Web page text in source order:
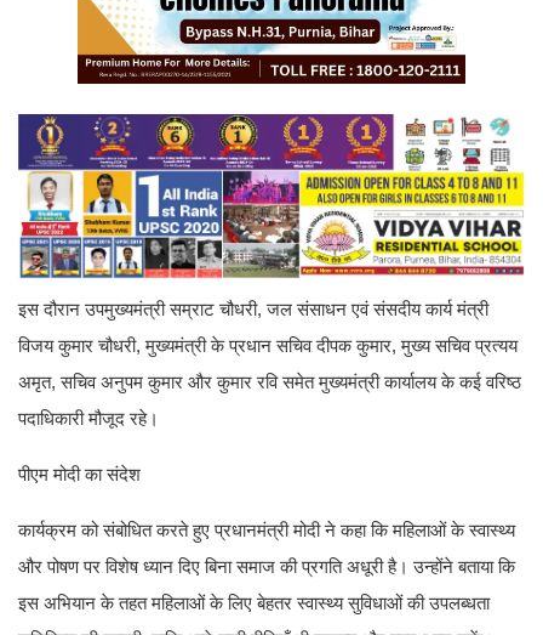
इस दौरान उपमुख्यमंत्री सम्राट चौधरी, जल संसाधन एवं संसदीय कार्य मंत्री
विजय कुमार चौधरी, मुख्यमंत्री के प्रधान सचिव दीपक कुमार, मुख्य सचिव प्रत्यय
अमृत, सचिव अनुपम कुमार और कुमार रवि समेत मुख्यमंत्री कार्यालय के कई वरिष्ठ
पदाधिकारी मौजूद रहे।
पीएम मोदी का संदेश
कार्यक्रम को संबोधित करते हुए प्रधानमंत्री मोदी ने कहा कि महिलाओं के स्वास्थ्य
और पोषण पर विशेष ध्यान दिए बिना समाज की प्रगति अधूरी है। उन्होंने बताया कि
इस अभियान के तहत महिलाओं के लिए बेहतर स्वास्थ्य सुविधाओं की उपलब्धता